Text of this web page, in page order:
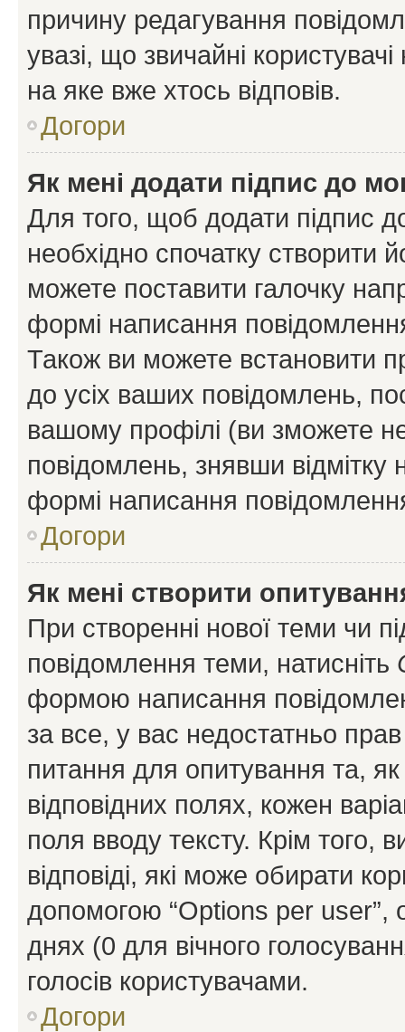
причину редагування
увазі, що звичайні
на яке вже хтось відповів.
Догори
Як мені додати підпис до
Для того, щоб додати підпис
необхідно спочатку створити
можете поставити галочку
формі написання
Також ви можете встановити
до усіх ваших повідомлень,
вашому профілі (ви зможете
повідомлень, знявши відмітку
формі написання
Догори
Як мені створити
При створенні нової теми чи
повідомлення теми, натисніть
формою написання
за все, у вас недостатньо
питання для опитування та, як
відповідних полях, кожен
поля вводу тексту. Крім того,
відповіді, які може обирати
допомогою “Options per user”,
днях (0 для вічного
голосів користувачами.
Догори